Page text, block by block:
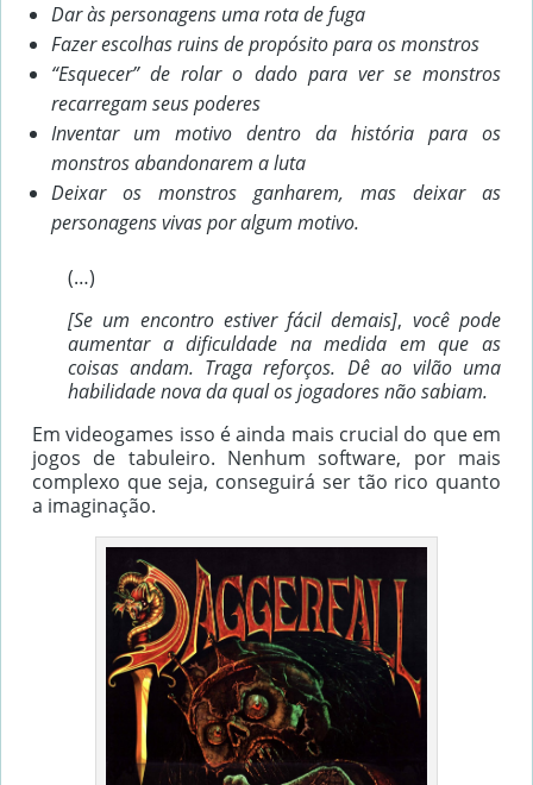
Dar às personagens uma rota de fuga
Fazer escolhas ruins de propósito para os monstros
“Esquecer” de rolar o dado para ver se monstros
recarregam seus poderes
Inventar um motivo dentro da história para os
monstros abandonarem a luta
Deixar os monstros ganharem, mas deixar as
personagens vivas por algum motivo.
(…)
[Se um encontro estiver fácil demais], você pode
aumentar a dificuldade na medida em que as
coisas andam. Traga reforços. Dê ao vilão uma
habilidade nova da qual os jogadores não sabiam.
Em videogames isso é ainda mais crucial do que em
jogos de tabuleiro. Nenhum software, por mais
complexo que seja, conseguirá ser tão rico quanto
a imaginação.